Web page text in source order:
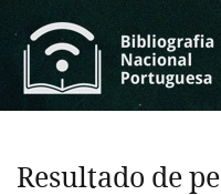
Resultado de